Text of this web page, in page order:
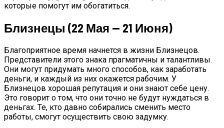
которые помогут им обогатиться.
Близнецы (22 Мая — 21 Июня)
Благоприятное время начнется в жизни Близнецов.
Представители этого знака прагматичны и талантливы.
Они могут придумать много способов, как заработать
деньги, и каждый из них окажется рабочим. У
Близнецов хорошая репутация и они знают себе цену.
Это говорит о том, что они точно не будут нуждаться в
деньгах. Те, кто давно собирались сменить место
работы, смогут осуществить свою задумку.